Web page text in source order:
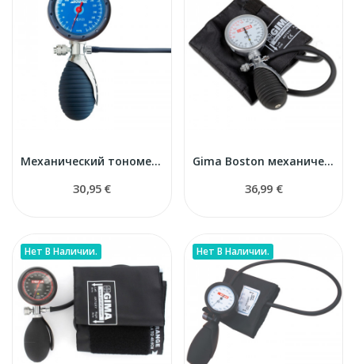
Механический тонометр PRO NOVAMA
30,95 €
Gima Boston механический тонометр
36,99 €
Нет В Наличии. Нет В Наличии.